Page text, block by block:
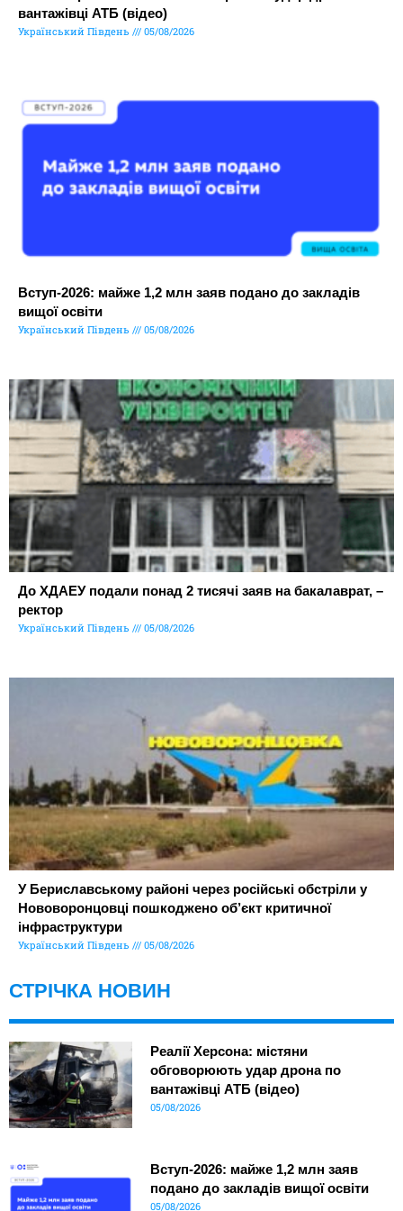
вантажівці АТБ (відео)
Український Південь 05/08/2026
Вступ-2026: майже 1,2 млн заяв подано до закладів
вищої освіти
Український Південь 05/08/2026
До ХДАЕУ подали понад 2 тисячі заяв на бакалаврат, –
ректор
Український Південь 05/08/2026
У Бериславському районі через російські обстріли у
Нововоронцовці пошкоджено об’єкт критичної
інфраструктури
Український Південь 05/08/2026
СТРІЧКА НОВИН
Реалії Херсона: містяни
обговорюють удар дрона по
вантажівці АТБ (відео)
05/08/2026
Вступ-2026: майже 1,2 млн заяв
подано до закладів вищої освіти
05/08/2026